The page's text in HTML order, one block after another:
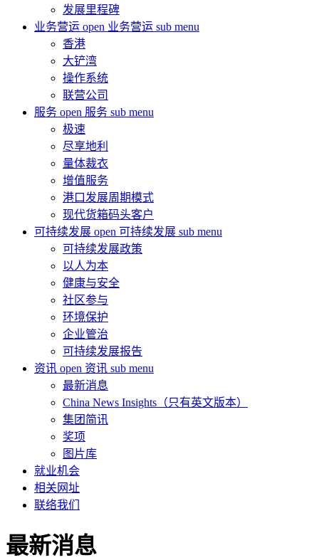
发展里程碑
业务营运 open 业务营运 sub menu
香港
大铲湾
操作系统
联营公司
服务 open 服务 sub menu
极速
尽享地利
量体裁衣
增值服务
港口发展周期模式
现代货箱码头客户
可持续发展 open 可持续发展 sub menu
可持续发展政策
以人为本
健康与安全
社区参与
环境保护
企业管治
可持续发展报告
资讯 open 资讯 sub menu
最新消息
China News Insights（只有英文版本）
集团简讯
奖项
图片库
就业机会
相关网址
联络我们
最新消息